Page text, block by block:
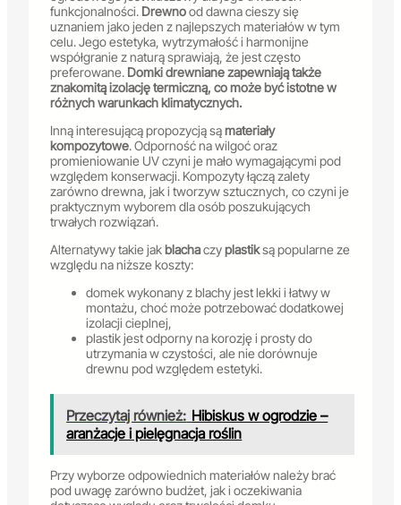
funkcjonalności. Drewnood dawna cieszy się
uznaniem jako jeden z najlepszych materiałów w tym
celu. Jego estetyka, wytrzymałość i harmonijne
współgranie z naturą sprawiają, że jest często
preferowane. Domki drewniane zapewniają także
znakomitą izolację termiczną, co może być istotne w
różnych warunkach klimatycznych.
Inną interesującą propozycją sąmateriały
kompozytowe. Odporność na wilgoć oraz
promieniowanie UV czyni je mało wymagającymi pod
względem konserwacji. Kompozyty łączą zalety
zarówno drewna, jak i tworzyw sztucznych, co czyni je
praktycznym wyborem dla osób poszukujących
trwałych rozwiązań.
Alternatywy takie jakblachaczyplastiksą popularne ze
względu na niższe koszty:
domek wykonany z blachy jest lekki i łatwy w
montażu, choć może potrzebować dodatkowej
izolacji cieplnej,
plastik jest odporny na korozję i prosty do
utrzymania w czystości, ale nie dorównuje
drewnu pod względem estetyki.
Przeczytaj również: Hibiskus w ogrodzie –
aranżacje i pielęgnacja roślin
Przy wyborze odpowiednich materiałów należy brać
pod uwagę zarówno budżet, jak i oczekiwania